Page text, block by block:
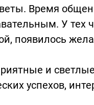
Время
У тех
появилось
и
успехов,